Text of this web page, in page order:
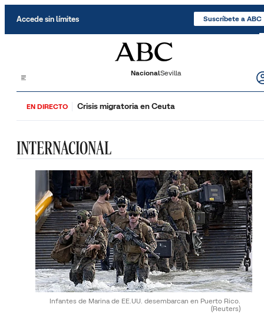
Accede sin límites Suscríbete a ABC
NacionalSevilla
EN DIRECTO Crisis migratoria en Ceuta
INTERNACIONAL
Infantes de Marina de EE.UU. desembarcan en Puerto Rico.
(Reuters)